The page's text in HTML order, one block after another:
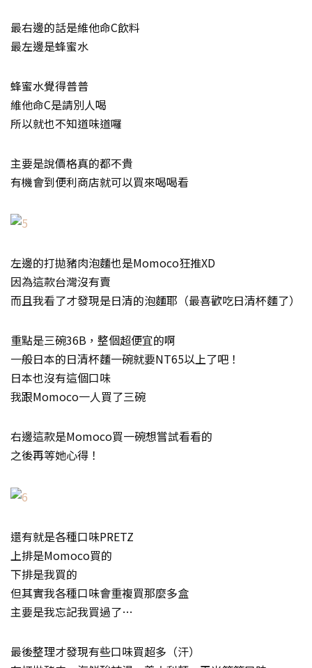
最右邊的話是維他命C飲料
最左邊是蜂蜜水
蜂蜜水覺得普普
維他命C是請別人喝
所以就也不知道味道囉
主要是說價格真的都不貴
有機會到便利商店就可以買來喝喝看
左邊的打拋豬肉泡麵也是Momoco狂推XD
因為這款台灣沒有賣
而且我看了才發現是日清的泡麵耶（最喜歡吃日清杯麵了）
重點是三碗36B，整個超便宜的啊
一般日本的日清杯麵一碗就要NT65以上了吧！
日本也沒有這個口味
我跟Momoco一人買了三碗
右邊這款是Momoco買一碗想嘗試看看的
之後再等她心得！
還有就是各種口味PRETZ
上排是Momoco買的
下排是我買的
但其實我各種口味會重複買那麼多盒
主要是我忘記我買過了…
最後整理才發現有些口味買超多（汗）